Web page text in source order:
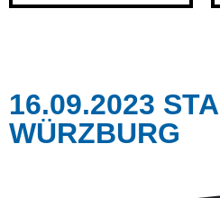
16.09.2023
WÜRZBURG